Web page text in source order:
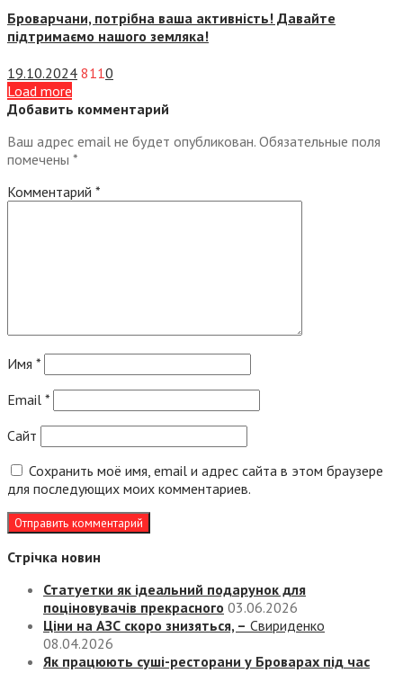
Броварчани, потрібна ваша активність! Давайте
підтримаємо нашого земляка!
19.10.2024 8110
Load more
Добавить комментарий
Ваш адрес email не будет опубликован. Обязательные поля
помечены *
Комментарий *
Имя *
Email *
Сайт
Сохранить моё имя, email и адрес сайта в этом браузере
для последующих моих комментариев.
Стрічка новин
Статуетки як ідеальний подарунок для
поціновувачів прекрасного 03.06.2026
Ціни на АЗС скоро знизяться, – Свириденко
08.04.2026
Як працюють суші-ресторани у Броварах під час